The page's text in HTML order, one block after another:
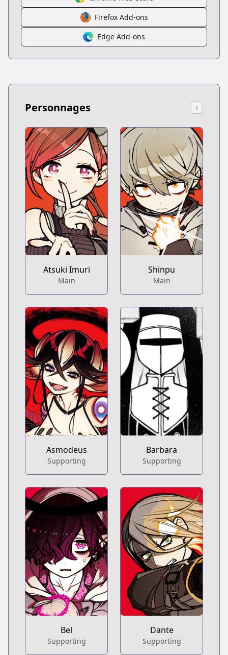
Firefox Add-ons
Edge Add-ons
Personnages ↓
Atsuki Imuri
Main
Shinpu
Main
Asmodeus
Supporting
Barbara
Supporting
Bel
Supporting
Dante
Supporting